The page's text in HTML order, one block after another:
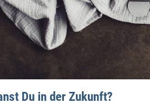
Du in der Zukunft?